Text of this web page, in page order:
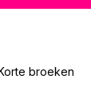
broeken